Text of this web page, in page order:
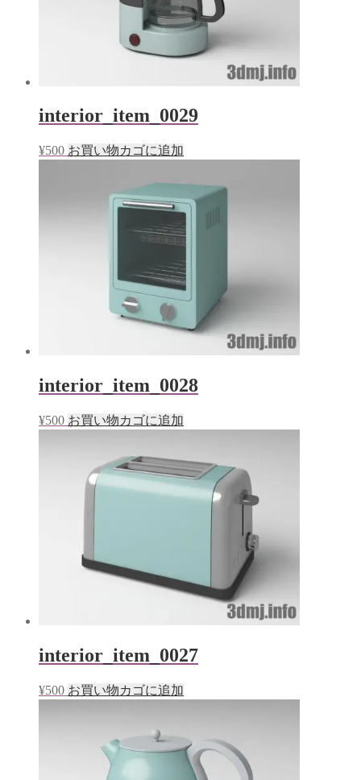
interior_item_0029
¥500 お買い物カゴに追加
interior_item_0028
¥500 お買い物カゴに追加
interior_item_0027
¥500 お買い物カゴに追加